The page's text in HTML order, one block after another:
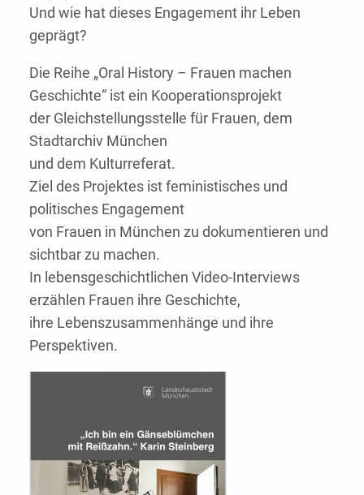
Und wie hat dieses Engagement ihr Leben
geprägt?
Die Reihe „Oral History – Frauen machen
Geschichte“ ist ein Kooperationsprojekt
der Gleichstellungsstelle für Frauen, dem
Stadtarchiv München
und dem Kulturreferat.
Ziel des Projektes ist feministisches und
politisches Engagement
von Frauen in München zu dokumentieren und
sichtbar zu machen.
In lebensgeschichtlichen Video-Interviews
erzählen Frauen ihre Geschichte,
ihre Lebenszusammenhänge und ihre
Perspektiven.